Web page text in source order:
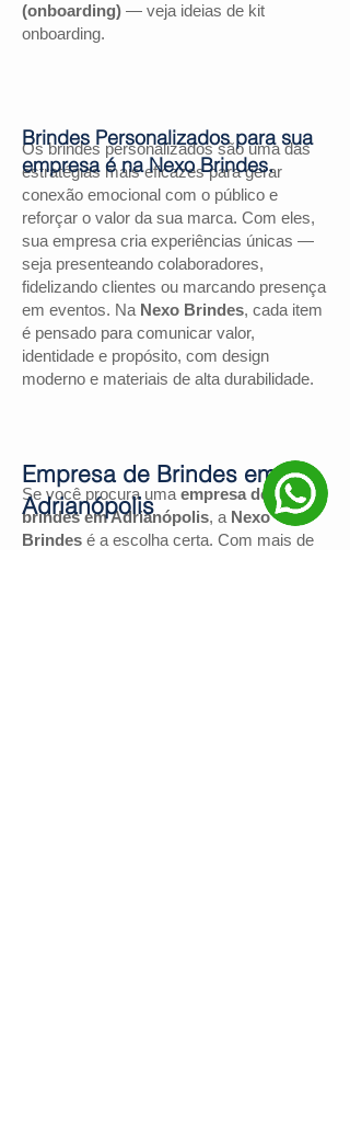
(onboarding) — veja ideias de kit
onboarding.
Os brindes personalizados são uma das
estratégias mais eficazes para gerar
conexão emocional com o público e
reforçar o valor da sua marca. Com eles,
sua empresa cria experiências únicas —
seja presenteando colaboradores,
fidelizando clientes ou marcando presença
em eventos. Na Nexo Brindes, cada item
é pensado para comunicar valor,
identidade e propósito, com design
moderno e materiais de alta durabilidade.
Se você procura uma empresa de
brindes em Adrianópolis, a Nexo
Brindes é a escolha certa. Com mais de
Brindes Personalizados para sua
empresa é na Nexo Brindes.
Empresa de Brindes em
Adrianópolis